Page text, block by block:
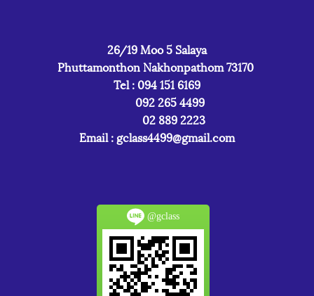
26/19 Moo 5 Salaya
Phuttamonthon Nakhonpathom 73170
Tel : 094 151 6169
092 265 4499
02 889 2223
Email : gclass4499@gmail.com
@gclass